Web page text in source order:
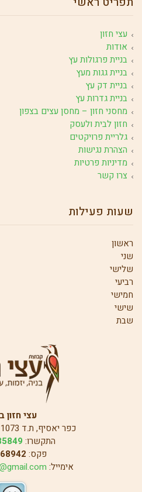
עצי חזון
אודות
בניית פרגולות עץ
בניית גגות מעץ
בניית דק עץ
בניית גדרות עץ
מחסני חזון – מחסן עצים בצפון
חזון לבית ולעסק
גלריית פרויקטים
הצהרת נגישות
מדיניות פרטיות
צרו קשר
שעות פעילות
ראשון
שני
שלישי
רביעי
חמישי
שישי
שבת
עצי חזון
כפר יאסיף, ת.ד 1073 , מיקוד: 24908
התקשרו:
פקס:
אימייל: